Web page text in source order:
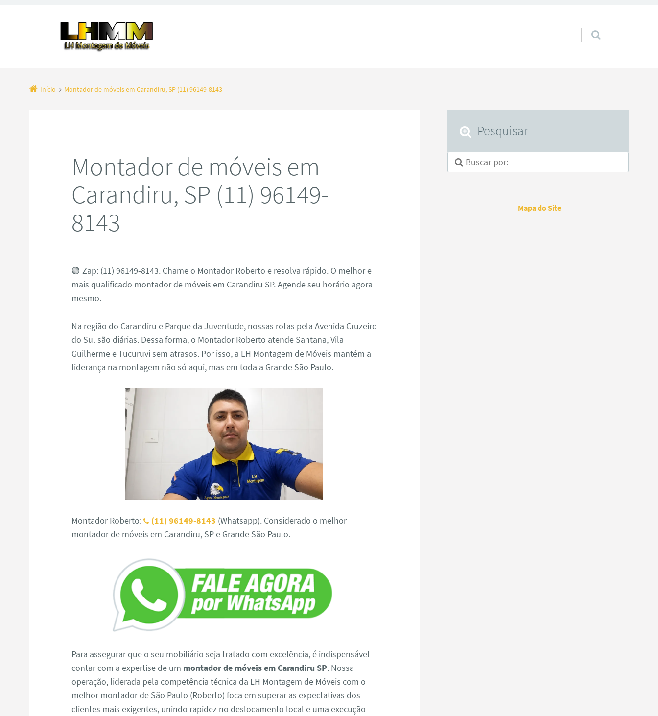
Pular para o conteúdo
Início Montador de móveis em Carandiru, SP (11) 96149-8143
Montador de móveis em
Carandiru, SP (11) 96149-
8143
🟢 Zap: (11) 96149-8143. Chame o Montador Roberto e resolva rápido. O melhor e
mais qualificado montador de móveis em Carandiru SP. Agende seu horário agora
mesmo.
Na região do Carandiru e Parque da Juventude, nossas rotas pela Avenida Cruzeiro
do Sul são diárias. Dessa forma, o Montador Roberto atende Santana, Vila
Guilherme e Tucuruvi sem atrasos. Por isso, a LH Montagem de Móveis mantém a
liderança na montagem não só aqui, mas em toda a Grande São Paulo.
Montador Roberto: (11) 96149-8143 (Whatsapp). Considerado o melhor
montador de móveis em Carandiru, SP e Grande São Paulo.
Para assegurar que o seu mobiliário seja tratado com excelência, é indispensável
contar com a expertise de um montador de móveis em Carandiru SP. Nossa
operação, liderada pela competência técnica da LH Montagem de Móveis com o
melhor montador de São Paulo (Roberto) foca em superar as expectativas dos
clientes mais exigentes, unindo rapidez no deslocamento local e uma execução
Pesquisar
Mapa do Site